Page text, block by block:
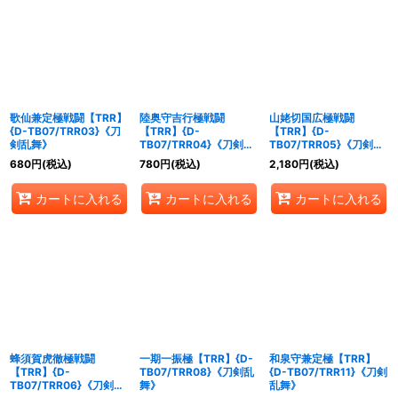
歌仙兼定極戦闘【TRR】
{D-TB07/TRR03}《刀
剣乱舞》
680円(税込)
カートに入れる
陸奥守吉行極戦闘
【TRR】{D-
TB07/TRR04}《刀剣乱
舞》
780円(税込)
カートに入れる
山姥切国広極戦闘
【TRR】{D-
TB07/TRR05}《刀剣乱
舞》
2,180円(税込)
カートに入れる
蜂須賀虎徹極戦闘
【TRR】{D-
TB07/TRR06}《刀剣乱
一期一振極【TRR】{D-
TB07/TRR08}《刀剣乱
舞》
和泉守兼定極【TRR】
{D-TB07/TRR11}《刀剣
乱舞》